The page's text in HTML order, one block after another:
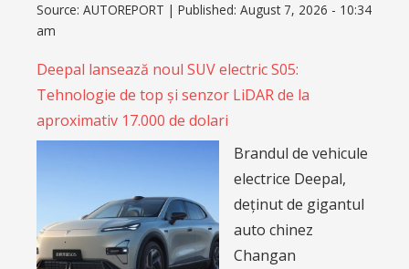
Source: AUTOREPORT | Published: August 7, 2026 - 10:34
am
Deepal lansează noul SUV electric S05:
Tehnologie de top și senzor LiDAR de la
aproximativ 17.000 de dolari
Brandul de vehicule
electrice Deepal,
deținut de gigantul
auto chinez
Changan